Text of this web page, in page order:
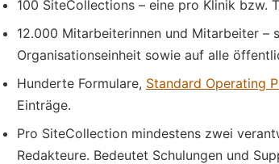
100 SiteCollections – eine pro Klinik bzw.
12.000 Mitarbeiterinnen und Mitarbeiter –
Organisationseinheit sowie auf alle
Hunderte Formulare, Standard Operating
Einträge.
Pro SiteCollection mindestens zwei
Redakteure. Bedeutet Schulungen und